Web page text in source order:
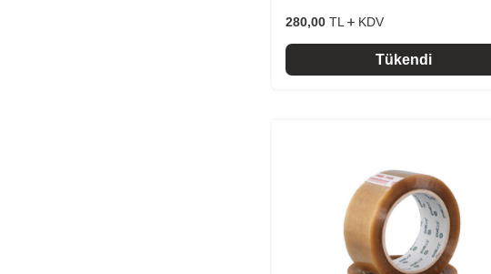
280,00 TL KDV
Tükendi